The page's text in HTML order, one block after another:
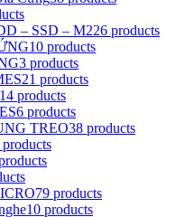
– SSD – M226 products
10 products
3 products
21 products
14 products
6 products
TREO38 products
products
79 products
10 products